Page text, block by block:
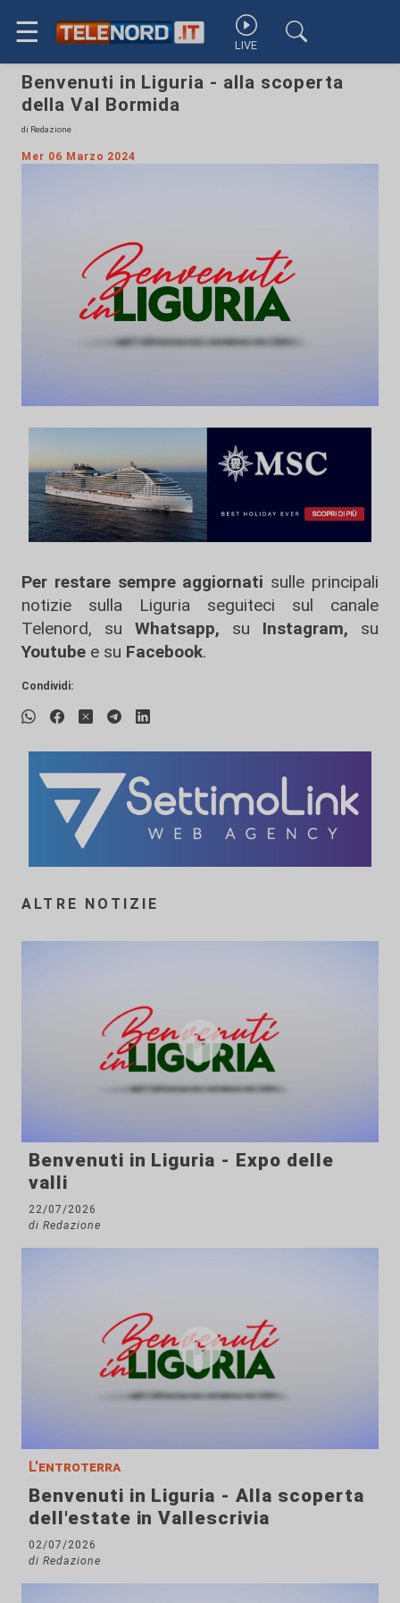
☰ LIVE
Benvenuti in Liguria - alla scoperta
della Val Bormida
di Redazione
Mer 06 Marzo 2024
Per restare sempre aggiornati sulle principali
notizie sulla Liguria seguiteci sul canale
Telenord, su
Whatsapp, su Instagram, su
Youtube e su Facebook.
Condividi:
ALTRE NOTIZIE
Benvenuti in Liguria - Expo delle
valli
22/07/2026
di Redazione
L'entroterra
Benvenuti in Liguria - Alla scoperta
dell'estate in Vallescrivia
02/07/2026
di Redazione